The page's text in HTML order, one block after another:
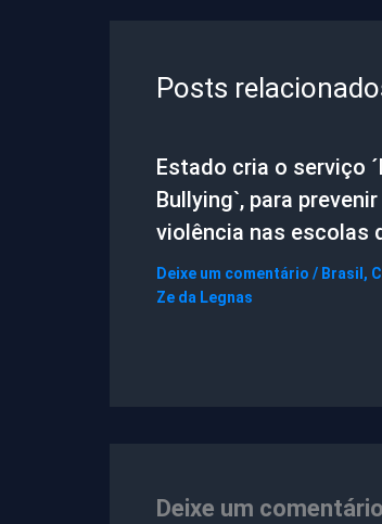
Posts
Estado cria o serviço
Bullying`, para prevenir
violência nas escolas
Deixe um comentário / Brasil ,
Ze da Legnas
Deixe um comentário